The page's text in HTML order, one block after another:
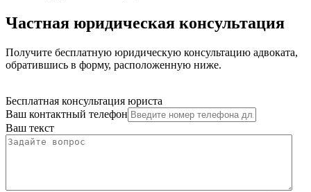
Частная юридическая консультация
Получите бесплатную юридическую консультацию адвоката,
обратившись в форму, расположенную ниже.
Бесплатная консультация юриста
Ваш контактный телефон
Ваш текст